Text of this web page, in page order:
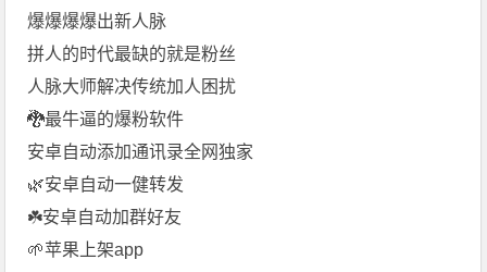
爆爆爆爆出新人脉
拼人的时代最缺的就是粉丝
人脉大师解决传统加人困扰
🐉最牛逼的爆粉软件
安卓自动添加通讯录全网独家
🌿安卓自动一健转发
☘️安卓自动加群好友
🌱苹果上架app